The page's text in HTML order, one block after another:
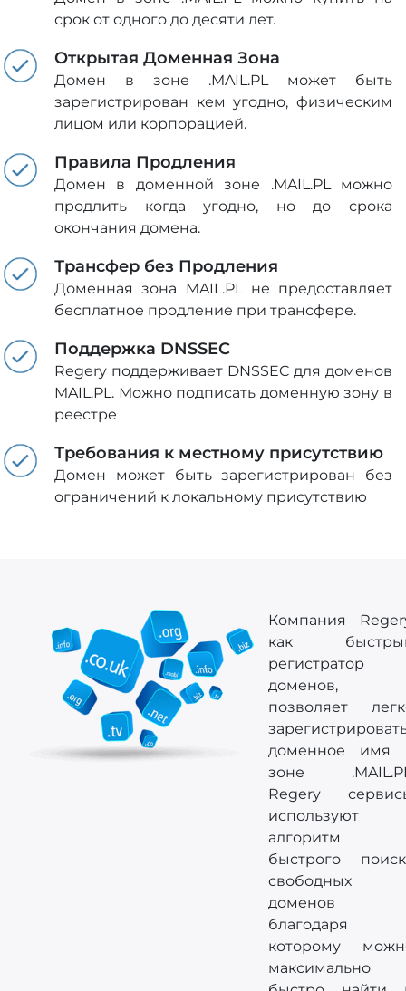
срок от одного до десяти лет.
Открытая Доменная Зона
Домен в зоне .MAIL.PL может быть
зарегистрирован кем угодно, физическим
лицом или корпорацией.
Правила Продления
Домен в доменной зоне .MAIL.PL можно
продлить когда угодно, но до срока
окончания домена.
Трансфер без Продления
Доменная зона MAIL.PL не предоставляет
бесплатное продление при трансфере.
Поддержка DNSSEC
Regery поддерживает DNSSEC для доменов
MAIL.PL. Можно подписать доменную зону в
реестре
Требования к местному присутствию
Домен может быть зарегистрирован без
ограничений к локальному присутствию
Компания
как
регистратор
доменов,
позволяет
доменное имя
зоне
Regery
используют
алгоритм
быстрого
свободных
доменов
благодаря
которому
максимально